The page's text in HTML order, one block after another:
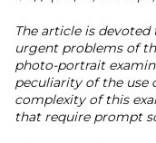
The article is
urgent problems of
photo-portrait
peculiarity of the use
complexity of this
that require prompt